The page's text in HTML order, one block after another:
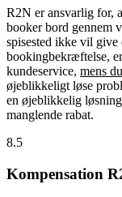
R2N er ansvarlig for,
booker bord gennem
spisested ikke vil give
bookingbekræftelse,
kundeservice, mens
øjeblikkeligt løse
en øjeblikkelig
manglende rabat.
8.5
Kompensation